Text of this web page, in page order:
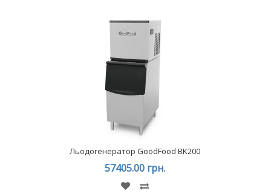
Льодогенератор GoodFood BK200
57405.00 грн.